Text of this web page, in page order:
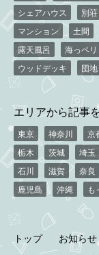
シェアハウス
別荘
マンション
土間
露天風呂
海っペリ
ウッドデッキ
団地
エリアから記事
東京 神奈川 京
栃木
茨城 埼玉
石川
滋賀 奈良
鹿児島
沖縄 も
トップ お知らせ